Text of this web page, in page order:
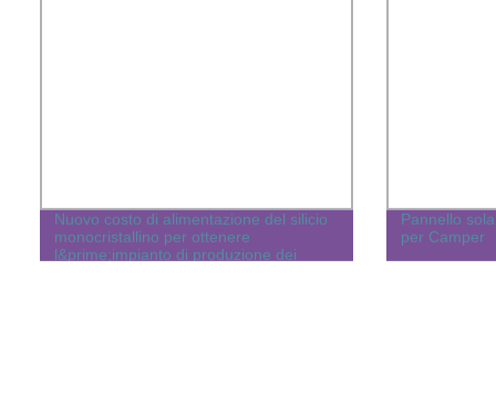
Nuovo costo di alimentazione del silicio
monocristallino per ottenere
l&prime;impianto di produzione dei
Pannello
per Camper